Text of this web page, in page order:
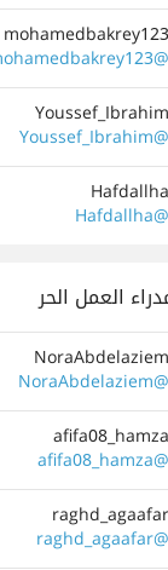
mohamedbakrey123
@mohamedbakrey123
Youssef_Ibrahim
@Youssef_Ibrahim
Hafdallha
@Hafdallha
العمل الحر
NoraAbdelaziem
@NoraAbdelaziem
afifa08_hamza
@afifa08_hamza
raghd_agaafar
@raghd_agaafar